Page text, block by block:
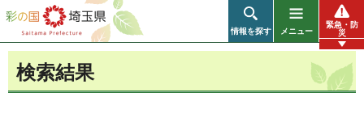
彩の国 埼玉県
情報を探す メニュー
緊急・防
災
検索結果